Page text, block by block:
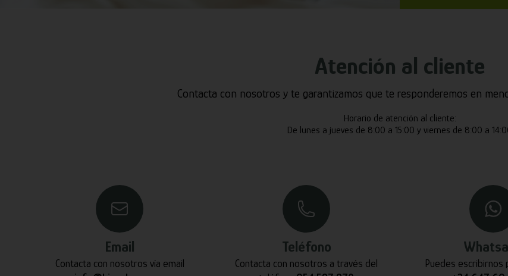
Atención al cliente
Contacta con nosotros y te garantizamos que te responderemos en
Horario de atención al cliente:
De lunes a jueves de 8:00 a 15:00 y viernes de 8:00 a
Email
Contacta con nosotros vía email
Teléfono
Contacta con nosotros a través del
Puedes escribirnos